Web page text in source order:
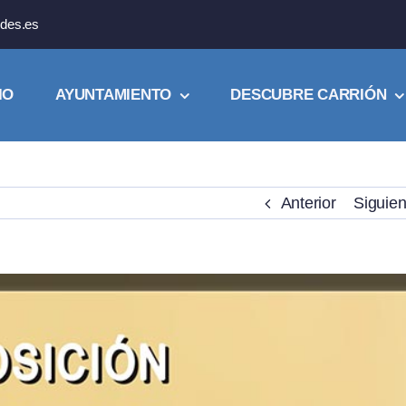
AYUNTAMIENTO DESCUBRE CARRIÓN
Anterior